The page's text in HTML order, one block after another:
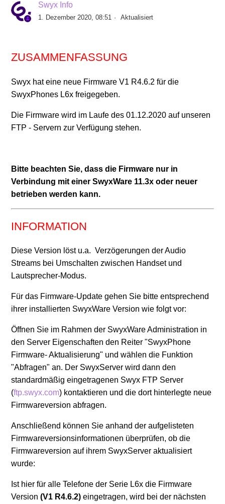
Freigabe Yealink Firmware V148.86.133.4 für
Telefone
Freigabe Yealink Firmware V66.85.133.12 für T4-
Telefone
Freigabe SwyxPhone Firmware V2 R0.15.0 für L7-
Freigabe SwyxPhone Firmware V2 R0.12.1 für L7 -
Telefone
Weitere anzeigen
Swyx Info
1. Dezember 2020, 08:51 Aktualisiert
ZUSAMMENFASSUNG
Swyx hat eine neue Firmware V1 R4.6.2 für die
SwyxPhones L6x freigegeben.
Die Firmware wird im Laufe des 01.12.2020 auf unseren
FTP - Servern zur Verfügung stehen.
Bitte beachten Sie, dass die Firmware nur in
Verbindung mit einer SwyxWare 11.3x oder neuer
betrieben werden kann.
INFORMATION
Diese Version löst u.a. Verzögerungen der Audio
Streams bei Umschalten zwischen Handset und
Lautsprecher-Modus.
Für das Firmware-Update gehen Sie bitte entsprechend
ihrer installierten SwyxWare Version wie folgt vor:
Öffnen Sie im Rahmen der SwyxWare Administration in
den Server Eigenschaften den Reiter "SwyxPhone
Firmware- Aktualisierung" und wählen die Funktion
"Abfragen" an. Der SwyxServer wird dann den
standardmäßig eingetragenen Swyx FTP Server
(ftp.swyx.com) kontaktieren und die dort hinterlegte neue
Firmwareversion abfragen.
Anschließend können Sie anhand der aufgelisteten
Firmwareversionsinformationen überprüfen, ob die
Firmwareversion auf ihrem SwyxServer aktualisiert
wurde:
Ist hier für alle Telefone der Serie L6x die Firmware
Version(V1 R4.6.2) eingetragen, wird bei der nächsten